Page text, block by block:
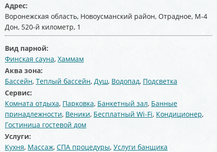
Адрес:
Воронежская область, Новоусманский район, Отрадное, М-4
Дон, 520-й километр, 1
Вид парной:
Финская сауна, Хаммам
Аква зона:
Бассейн, Теплый бассейн, Душ, Водопад, Подсветка
Сервис:
Комната отдыха, Парковка, Банкетный зал, Банные
принадлежности, Веники, Бесплатный Wi-Fi, Кондиционер,
Гостиница гостевой дом
Услуги:
Кухня, Массаж, СПА процедуры, Услуги банщика